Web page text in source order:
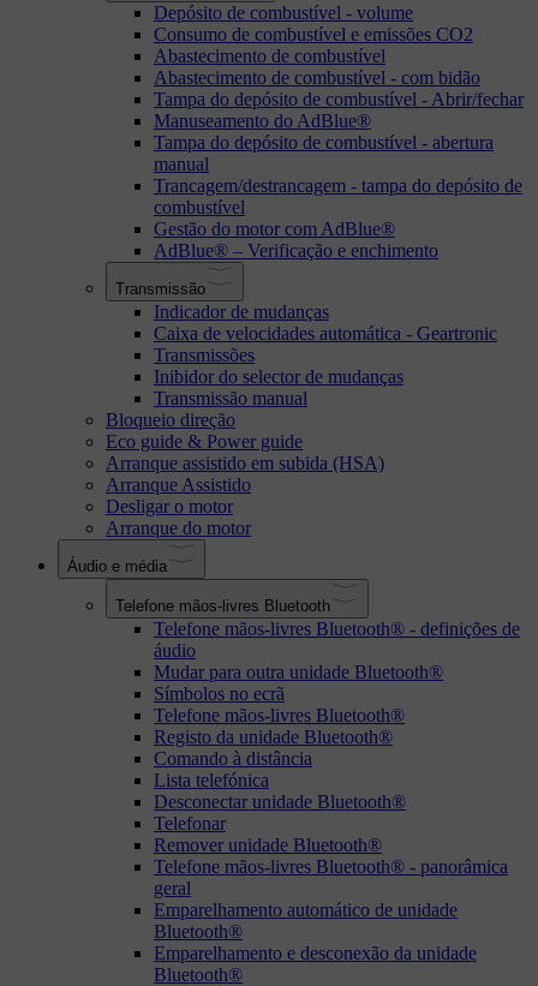
Depósito de combustível - volume
Consumo de combustível e emissões CO2
Abastecimento de combustível
Abastecimento de combustível - com bidão
Tampa do depósito de combustível - Abrir/fechar
Manuseamento do AdBlue®
Tampa do depósito de combustível - abertura
manual
Trancagem/destrancagem - tampa do depósito de
combustível
Gestão do motor com AdBlue®
AdBlue® – Verificação e enchimento
Transmissão
Indicador de mudanças
Caixa de velocidades automática - Geartronic
Transmissões
Inibidor do selector de mudanças
Transmissão manual
Bloqueio direção
Eco guide & Power guide
Arranque assistido em subida (HSA)
Arranque Assistido
Desligar o motor
Arranque do motor
Áudio e média
Telefone mãos-livres Bluetooth
Telefone mãos-livres Bluetooth® - definições de
áudio
Mudar para outra unidade Bluetooth®
Símbolos no ecrã
Telefone mãos-livres Bluetooth®
Registo da unidade Bluetooth®
Comando à distância
Lista telefónica
Desconectar unidade Bluetooth®
Telefonar
Remover unidade Bluetooth®
Telefone mãos-livres Bluetooth® - panorâmica
geral
Emparelhamento automático de unidade
Bluetooth®
Emparelhamento e desconexão da unidade
Bluetooth®